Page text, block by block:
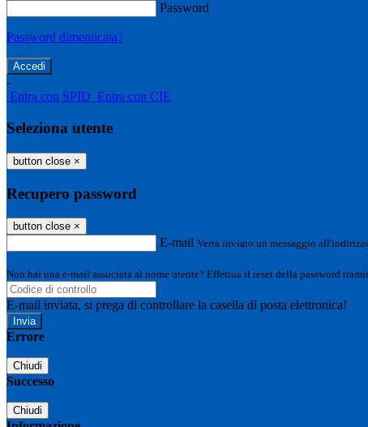
Password
Password dimenticata?
-
Entra con SPID Entra con CIE
Seleziona utente
button close ×
Recupero password
button close ×
E-mail Verrà inviato un messaggio
Non hai una e-mail associata al nome utente? Effettua il reset della password
E-mail inviata, si prega di controllare la casella di posta elettronica!
Errore
Chiudi
Successo
Chiudi